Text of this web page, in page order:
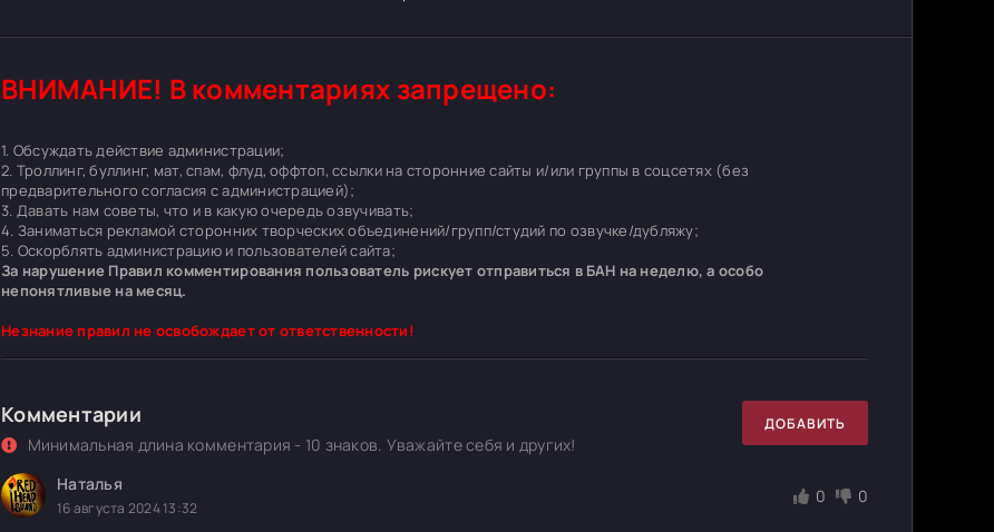
ВНИМАНИЕ! В комментариях запрещено:
1. Обсуждать действие администрации;
2. Троллинг, буллинг, мат, спам, флуд, оффтоп, ссылки на сторонние сайты и/или группы в соцсетях (без
предварительного согласия с администрацией);
3. Давать нам советы, что и в какую очередь озвучивать;
4. Заниматься рекламой сторонних творческих объединений/групп/студий по озвучке/дубляжу;
5. Оскорблять администрацию и пользователей сайта;
За нарушение Правил комментирования пользователь рискует отправиться в БАН на неделю, а особо
непонятливые на месяц.
Незнание правил не освобождает от ответственности!
Комментарии
Минимальная длина комментария - 10 знаков. Уважайте себя и других!
ДОБАВИТЬ
Наталья
16 августа 2024 13:32
0 0